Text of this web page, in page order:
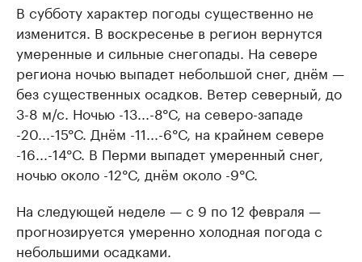
В субботу характер погоды существенно не
изменится. В воскресенье в регион вернутся
умеренные и сильные снегопады. На севере
региона ночью выпадет небольшой снег, днём —
без существенных осадков. Ветер северный, до
3-8 м/с. Ночью -13...-8°С, на северо-западе
-20...-15°С. Днём -11...-6°С, на крайнем севере
-16...-14°С. В Перми выпадет умеренный снег,
ночью около -12°С, днём около -9°С.
На следующей неделе — с 9 по 12 февраля —
прогнозируется умеренно холодная погода с
небольшими осадками.